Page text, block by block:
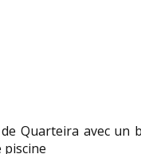
Quarteira avec un